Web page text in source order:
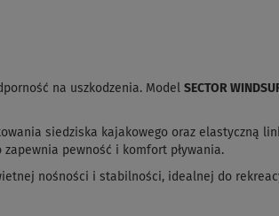
na uszkodzenia. Model SECTOR
siedziska kajakowego oraz elastyczną
pewność i komfort pływania.
nośności i stabilności, idealnej do